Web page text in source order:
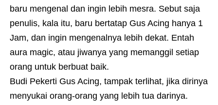
baru mengenal dan ingin lebih mesra. Sebut saja
penulis, kala itu, baru bertatap Gus Acing hanya 1
Jam, dan ingin mengenalnya lebih dekat. Entah
aura magic, atau jiwanya yang memanggil setiap
orang untuk berbuat baik.
Budi Pekerti Gus Acing, tampak terlihat, jika dirinya
menyukai orang-orang yang lebih tua darinya.